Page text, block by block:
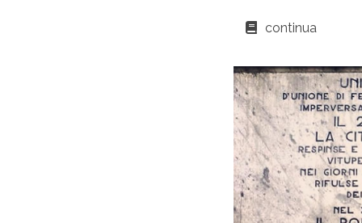
continua